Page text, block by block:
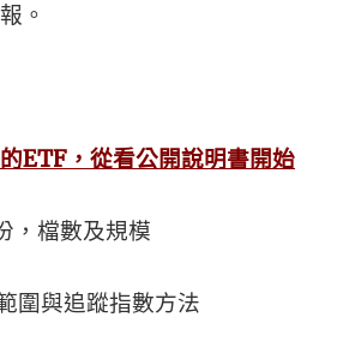
。
ETF ，從看公開說明書開始
，檔數及規模
圍與追蹤指數方法